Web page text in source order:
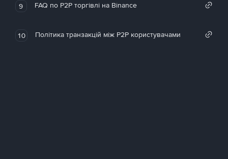
9 FAQ по P2P торгівлі на Binance
10 Політика транзакцій між P2P користувачами